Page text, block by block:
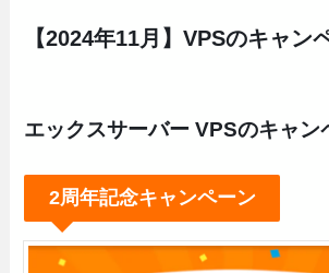
【2024年11月】VPSのキャン
エックスサーバー VPSのキャン
2周年記念キャンペーン